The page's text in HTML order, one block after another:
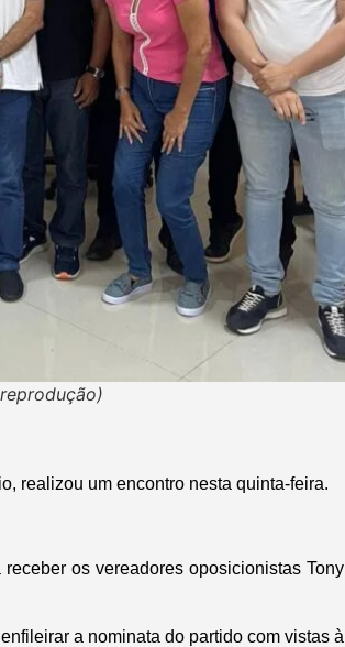
realizou um encontro nesta quinta-feira.
os vereadores oposicionistas Tony
a nominata do partido com vistas à